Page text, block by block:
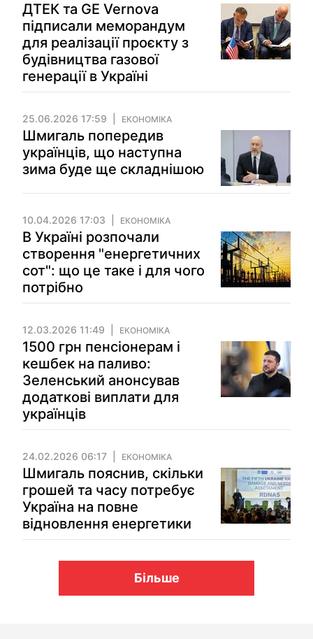
ДТЕК та GE Vernova
підписали меморандум
для реалізації проєкту з
будівництва газової
генерації в Україні
25.06.2026 17:59 ЕКОНОМІКА
Шмигаль попередив
українців, що наступна
зима буде ще складнішою
10.04.2026 17:03 ЕКОНОМІКА
В Україні розпочали
створення "енергетичних
сот": що це таке і для чого
потрібно
12.03.2026 11:49 ЕКОНОМІКА
1500 грн пенсіонерам і
кешбек на паливо:
Зеленський анонсував
додаткові виплати для
українців
24.02.2026 06:17 ЕКОНОМІКА
Шмигаль пояснив, скільки
грошей та часу потребує
Україна на повне
відновлення енергетики
Більше